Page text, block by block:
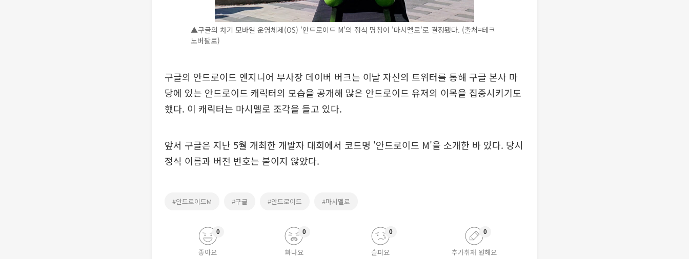
▲구글의 차기 모바일 운영체제(OS) '안드로이드 M'의 정식 명칭이 '마시멜로'로 결정됐다. (출처=테크
노버팔로)
구글의 안드로이드 엔지니어 부사장 데이버 버크는 이날 자신의 트위터를 통해 구글 본사 마
당에 있는 안드로이드 캐릭터의 모습을 공개해 많은 안드로이드 유저의 이목을 집중시키기도
했다. 이 캐릭터는 마시멜로 조각을 들고 있다.
앞서 구글은 지난 5월 개최한 개발자 대회에서 코드명 '안드로이드 M'을 소개한 바 있다. 당시
정식 이름과 버전 번호는 붙이지 않았다.
#안드로이드M #구글 #안드로이드 #마시멜로
좋아요
0
화나요
0
슬퍼요
0
추가취재 원해요
0